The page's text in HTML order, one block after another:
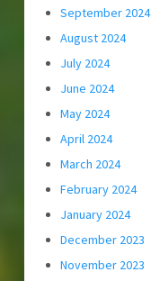
September 2024
August 2024
July 2024
June 2024
May 2024
April 2024
March 2024
February 2024
January 2024
December 2023
November 2023